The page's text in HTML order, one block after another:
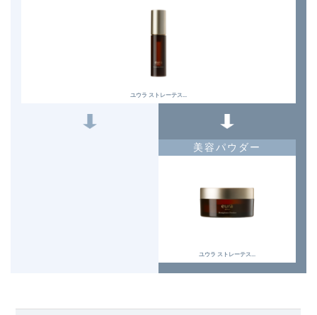
ユウラ ストレーテス...
美容パウダー
ユウラ ストレーテス...